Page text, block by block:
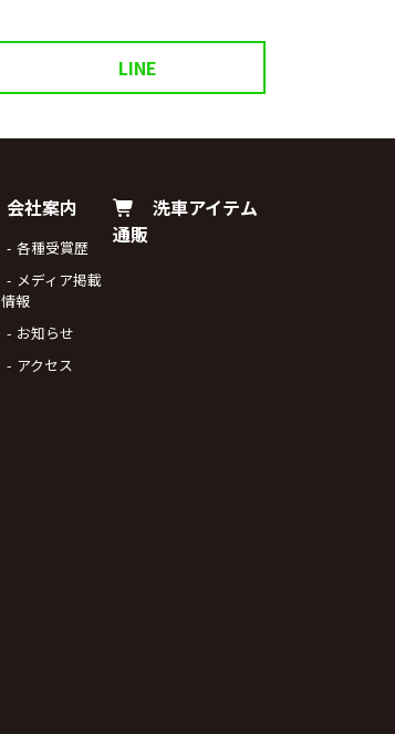
LINE
会社案内
各種受賞歴
メディア掲載
情報
お知らせ
アクセス
洗車アイテム
通販